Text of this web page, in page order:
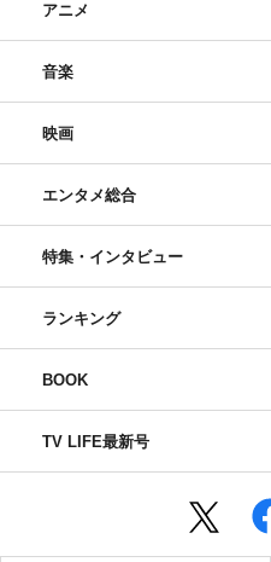
アニメ
音楽
映画
エンタメ総合
特集・インタビュー
ランキング
BOOK
TV LIFE最新号